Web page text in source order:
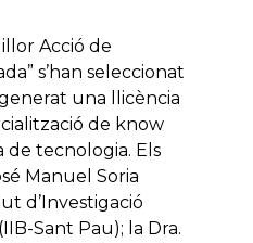
Acció de
s’han seleccionat
una llicència
de know
de tecnologia. Els
Manuel Soria
d’Investigació
Sant Pau); la Dra.